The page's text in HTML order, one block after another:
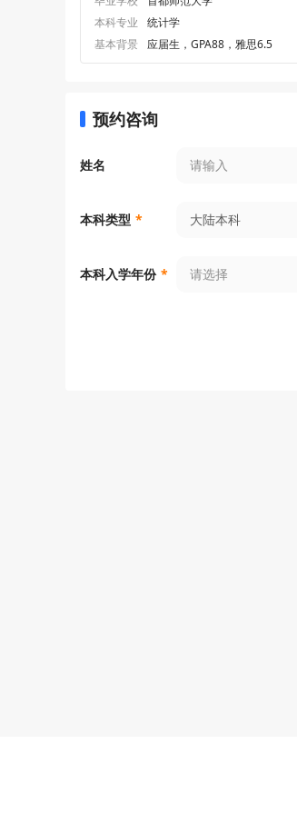
本科专业 统计学
基本背景
应届生，GPA88，雅思6.5
预约咨询
姓名
本科类型 * 大陆本科
本科入学年份 * 请选择